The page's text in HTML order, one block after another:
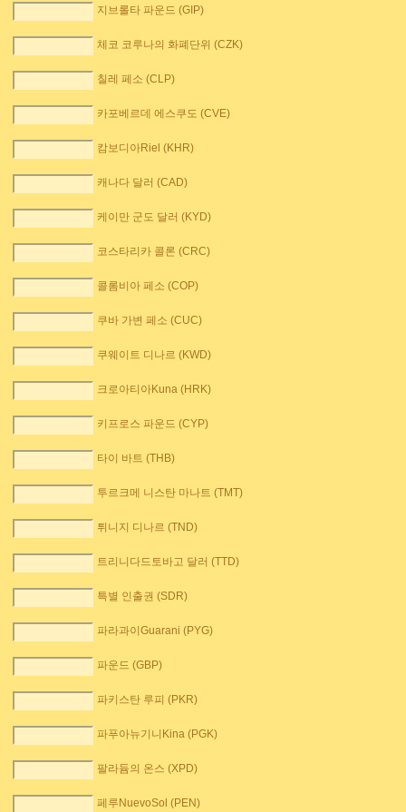
지브롤타 파운드 (GIP)
체코 코루나의 화폐단위 (CZK)
칠레 페소 (CLP)
카포베르데 에스쿠도 (CVE)
캄보디아Riel (KHR)
캐나다 달러 (CAD)
케이만 군도 달러 (KYD)
코스타리카 콜론 (CRC)
콜롬비아 페소 (COP)
쿠바 가변 페소 (CUC)
쿠웨이트 디나르 (KWD)
크로아티아Kuna (HRK)
키프로스 파운드 (CYP)
타이 바트 (THB)
투르크메 니스탄 마나트 (TMT)
튀니지 디나르 (TND)
트리니다드토바고 달러 (TTD)
특별 인출권 (SDR)
파라과이Guarani (PYG)
파운드 (GBP)
파키스탄 루피 (PKR)
파푸아뉴기니Kina (PGK)
팔라듐의 온스 (XPD)
페루NuevoSol (PEN)